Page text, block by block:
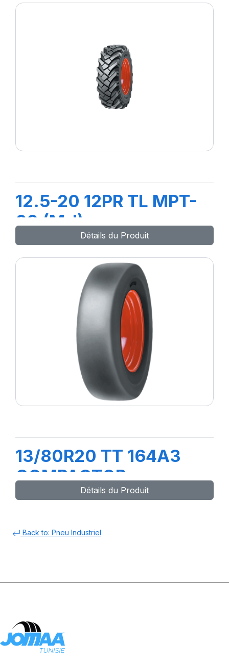
12.5-20 12PR TL MPT-
03 (M-I)
Détails du Produit
13/80R20 TT 164A3
COMPACTOR
Détails du Produit
Back to: Pneu Industriel